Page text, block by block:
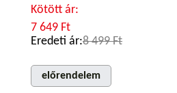
Kötött ár:
7 649 Ft
Eredeti ár:8 499 Ft
előrendelem